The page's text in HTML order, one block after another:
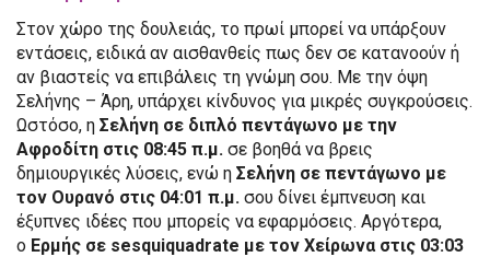
Στον χώρο της δουλειάς, το πρωί μπορεί να υπάρξουν
εντάσεις, ειδικά αν αισθανθείς πως δεν σε κατανοούν ή
αν βιαστείς να επιβάλεις τη γνώμη σου. Με την όψη
Σελήνης – Άρη, υπάρχει κίνδυνος για μικρές συγκρούσεις.
Ωστόσο, η Σελήνη σε διπλό πεντάγωνο με την
Αφροδίτη στις 08:45 π.μ. σε βοηθά να βρεις
δημιουργικές λύσεις, ενώ η Σελήνη σε πεντάγωνο με
τον Ουρανό στις 04:01 π.μ. σου δίνει έμπνευση και
έξυπνες ιδέες που μπορείς να εφαρμόσεις. Αργότερα,
ο Ερμής σε sesquiquadrate με τον Χείρωνα στις 03:03